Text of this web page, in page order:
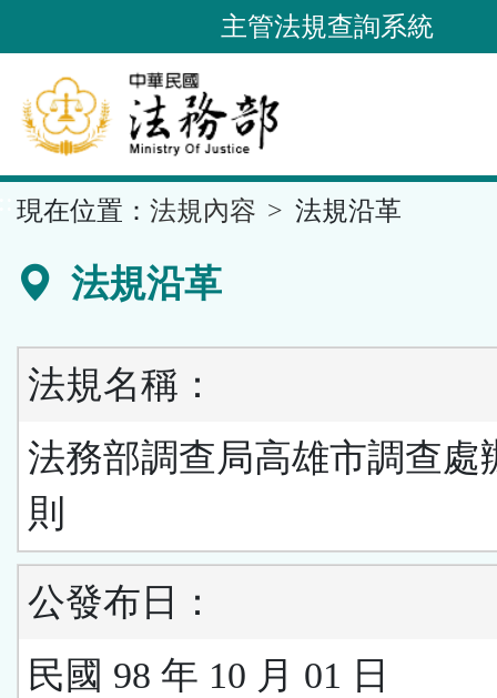
到
要
內
容
區
主管法規查詢系統
現在位置： 法規內容 法規沿革
法規沿革
法規名稱：
法務部調查局高雄市調查處
則
公發布日：
民國 98 年 10 月 01 日